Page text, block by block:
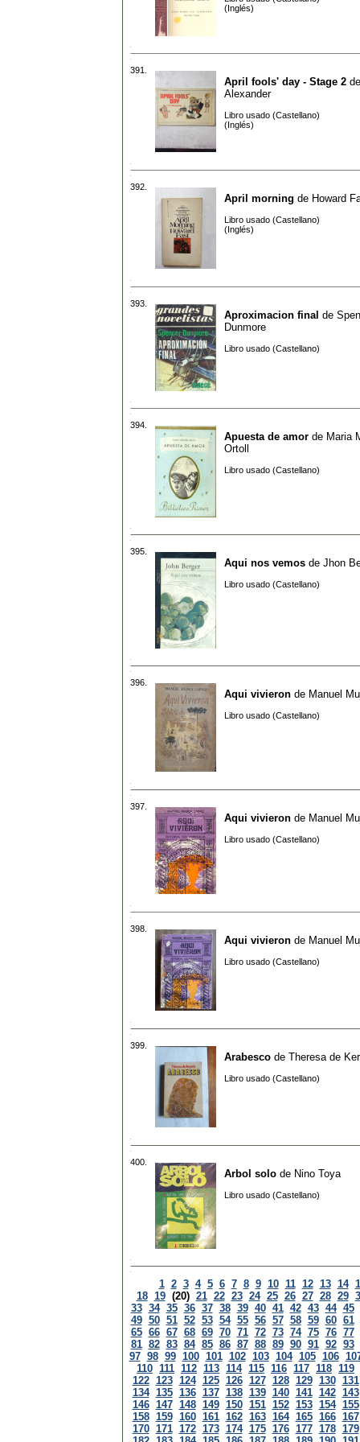
(Inglés)
391.
April fools' day - Stage 2
Alexander
Libro usado (Castellano)
(Inglés)
392.
April morning de Howard
Libro usado (Castellano)
(Inglés)
393.
Aproximacion final de
Dunmore
Libro usado (Castellano)
394.
Apuesta de amor de Maria
Ortoll
Libro usado (Castellano)
395.
Aqui nos vemos de Jhon
Libro usado (Castellano)
396.
Aqui vivieron de Manuel
Libro usado (Castellano)
397.
Aqui vivieron de Manuel
Libro usado (Castellano)
398.
Aqui vivieron de Manuel
Libro usado (Castellano)
399.
Arabesco de Theresa de
Libro usado (Castellano)
400.
Arbol solo de Nino Toya
Libro usado (Castellano)
1 2 3 4 5 6 7 8 9 10 11 12 13 14
18 19 (20) 21 22 23 24 25 26 27 28 29
33 34 35 36 37 38 39 40 41 42 43 44 45
49 50 51 52 53 54 55 56 57 58 59 60 61
65 66 67 68 69 70 71 72 73 74 75 76 77
81 82 83 84 85 86 87 88 89 90 91 92 93
97 98 99 100 101 102 103 104 105 106
110 111 112 113 114 115 116 117 118 119
122 123 124 125 126 127 128 129 130 131
134 135 136 137 138 139 140 141 142 143
146 147 148 149 150 151 152 153 154 155
158 159 160 161 162 163 164 165 166 167
170 171 172 173 174 175 176 177 178 179